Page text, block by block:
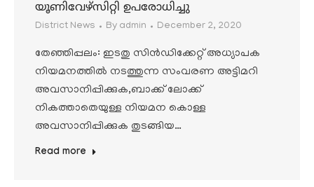
യൂണിവേഴ്‌സിറ്റി ഉപരോധിച്ചു
District News By admin December 2, 2020
തേഞ്ഞിപ്പലം: ഇടതു സിൻഡിക്കേറ്റ് അധ്യാപക
നിയമനത്തിൽ നടത്തുന്ന സംവരണ അട്ടിമറി
അവസാനിപ്പിക്കുക,ബാക്ക് ലോക്ക്
നികത്താതെയുള്ള നിയമന കൊള്ള
അവസാനിപ്പിക്കുക തുടങ്ങിയ…
Read more